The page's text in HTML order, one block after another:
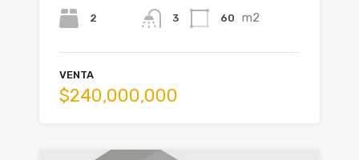
2 3 60 m2
VENTA
$240,000,000